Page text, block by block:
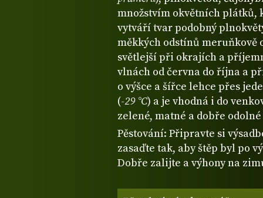
množstvím okvětních plátků,
vytváří tvar podobný
měkkých odstínů meruňkově
světlejší při okrajích a
vlnách od června do října a
o výšce a šířce lehce přes
(-29 °C) a je vhodná i do
zelené, matné a dobře
Pěstování: Připravte si
zasaďte tak, aby štěp byl po
Dobře zalijte a výhony na